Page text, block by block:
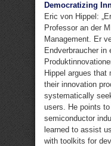
Democratizing
Eric von Hippel:
Professor an der
Management. Er
Endverbraucher in
Hippel argues that
their innovation
systematically
users. He points
semiconductor
learned to assist
with toolkits for